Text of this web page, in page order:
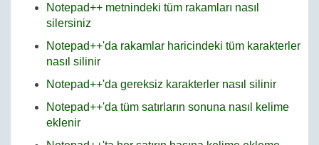
Notepad++ metnindeki tüm rakamları nasıl
silersiniz
Notepad++'da rakamlar haricindeki tüm karakterler
nasıl silinir
Notepad++'da gereksiz karakterler nasıl silinir
Notepad++'da tüm satırların sonuna nasıl kelime
eklenir